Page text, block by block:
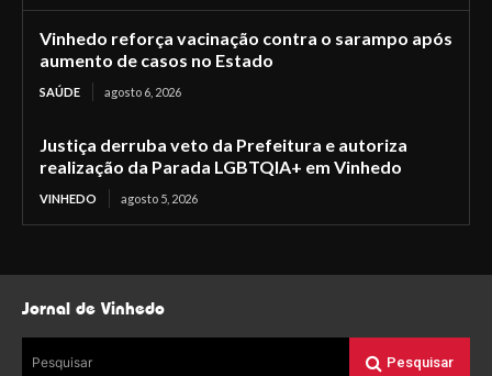
Vinhedo reforça vacinação contra o sarampo após
aumento de casos no Estado
SAÚDE agosto 6, 2026
Justiça derruba veto da Prefeitura e autoriza
realização da Parada LGBTQIA+ em Vinhedo
VINHEDO agosto 5, 2026
Jornal de Vinhedo
Pesquisar Pesquisar